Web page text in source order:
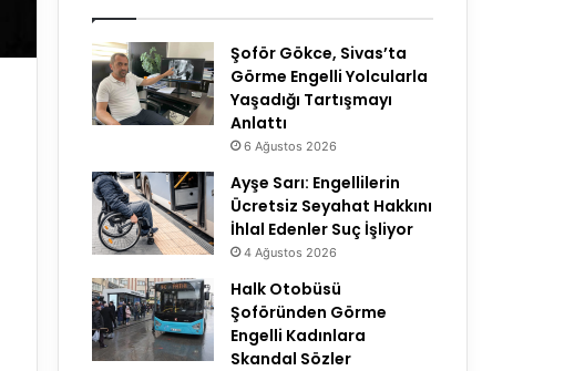
Şoför Gökce, Sivas’ta
Görme Engelli Yolcularla
Yaşadığı Tartışmayı
Anlattı
6 Ağustos 2026
Ayşe Sarı: Engellilerin
Ücretsiz Seyahat Hakkını
İhlal Edenler Suç İşliyor
4 Ağustos 2026
Halk Otobüsü
Şoföründen Görme
Engelli Kadınlara
Skandal Sözler